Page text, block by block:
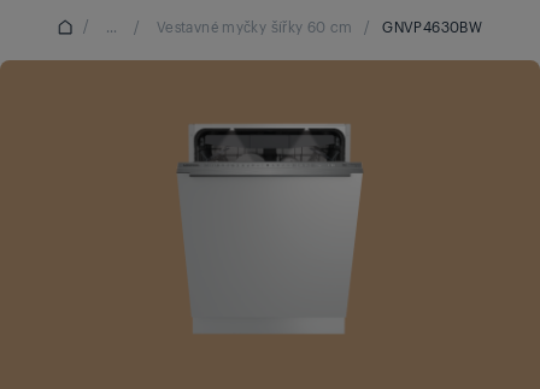
/ ... / Vestavné myčky šířky 60 cm / GNVP4630BW